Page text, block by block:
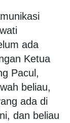
ada
Ketua
Pacul,
beliau,
ada di
dan beliau